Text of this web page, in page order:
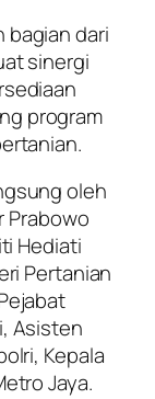
bagian dari
sinergi
program
oleh
Prabowo
Hediati
Pertanian
Asisten
Kepala
Jaya.